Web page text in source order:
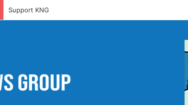
Support KNG